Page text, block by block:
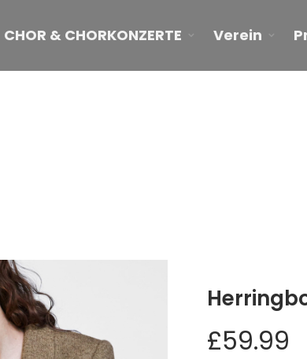
CHOR & CHORKONZERTE Verein
£59.99